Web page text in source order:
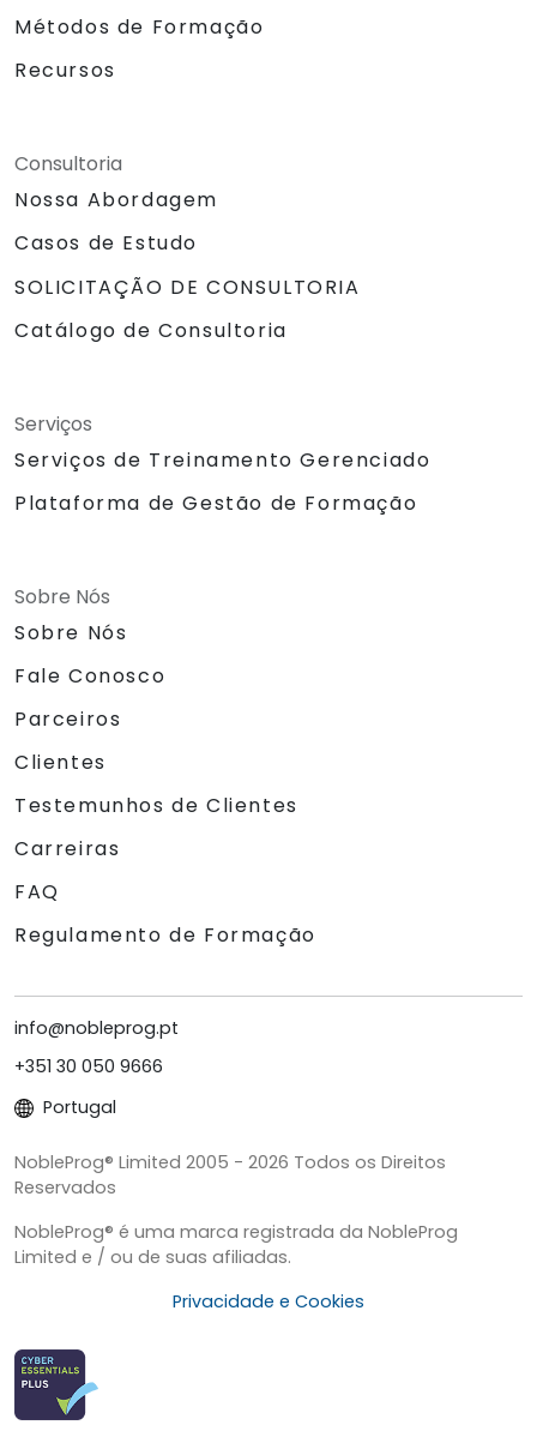
Métodos de Formação
Recursos
Consultoria
Nossa Abordagem
Casos de Estudo
SOLICITAÇÃO DE CONSULTORIA
Catálogo de Consultoria
Serviços
Serviços de Treinamento Gerenciado
Plataforma de Gestão de Formação
Sobre Nós
Sobre Nós
Fale Conosco
Parceiros
Clientes
Testemunhos de Clientes
Carreiras
FAQ
Regulamento de Formação
info@nobleprog.pt
+351 30 050 9666
Portugal
NobleProg® Limited 2005 - 2026 Todos os Direitos
Reservados
NobleProg® é uma marca registrada da NobleProg
Limited e / ou de suas afiliadas.
Privacidade e Cookies